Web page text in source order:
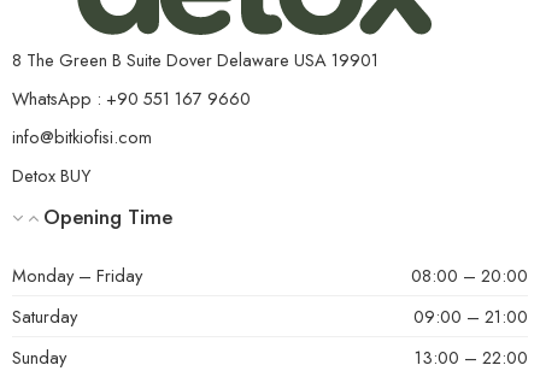
8 The Green B Suite Dover Delaware USA 19901
WhatsApp : +90 551 167 9660
info@bitkiofisi.com
Detox BUY
Opening Time
Monday – Friday
08:00 – 20:00
Saturday
09:00 – 21:00
Sunday
13:00 – 22:00